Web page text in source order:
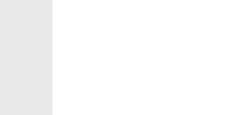
ПОЛИТИКА
В